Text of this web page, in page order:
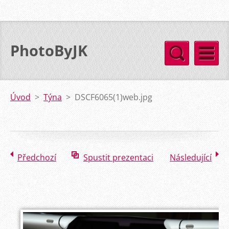
PhotoByJK
Úvod > Týna > DSCF6065(1)web.jpg
Předchozí Spustit prezentaci Následující